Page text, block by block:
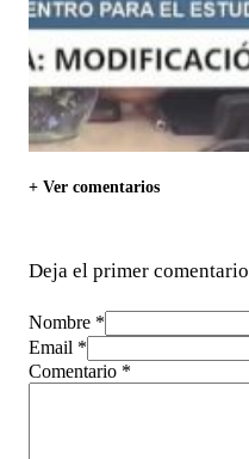
+ Ver comentarios
Deja el primer comentario
Nombre *
Email *
Comentario *